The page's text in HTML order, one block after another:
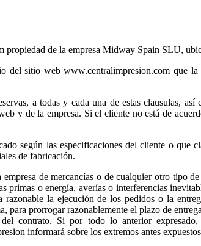
de la empresa Midway Spain SLU,
del sitio web www.centralimpresion.com que
a todas y cada una de estas clausulas,
y de la empresa. Si el cliente no está de
según las especificaciones del cliente o que
de fabricación.
de mercancías o de cualquier otro tipo
primas o energía, averías o interferencias
la ejecución de los pedidos o la
prorrogar razonablemente el plazo de
contrato. Si por todo lo anterior
informará sobre los extremos antes